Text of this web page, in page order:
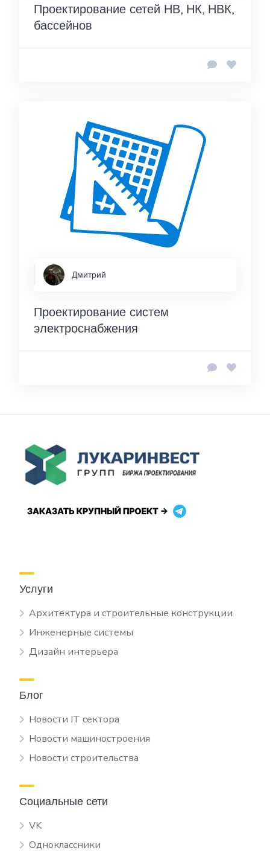
Проектирование сетей НВ, НК, НВК,
бассейнов
Дмитрий
Проектирование систем
электроснабжения
Услуги
Архитектура и строительные конструкции
Инженерные системы
Дизайн интерьера
Блог
Новости IT сектора
Новости машиностроения
Новости строительства
Социальные сети
VK
Одноклассники